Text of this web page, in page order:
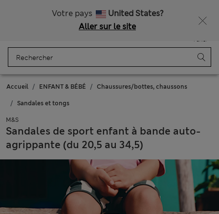
Votre pays
United States?
Aller sur le site
Panier
Accueil ENFANT & BÉBÉ Chaussures/bottes, chaussons
Sandales et tongs
M&S
Sandales de sport enfant à bande auto-
agrippante (du 20,5 au 34,5)